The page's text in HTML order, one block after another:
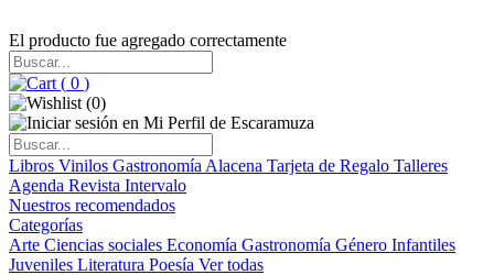
El producto fue agregado correctamente
( 0 )
(0)
Libros Vinilos Gastronomía Alacena Tarjeta de Regalo Talleres
Agenda Revista Intervalo
Nuestros recomendados
Categorías
Arte Ciencias sociales Economía Gastronomía Género Infantiles
Juveniles Literatura Poesía Ver todas